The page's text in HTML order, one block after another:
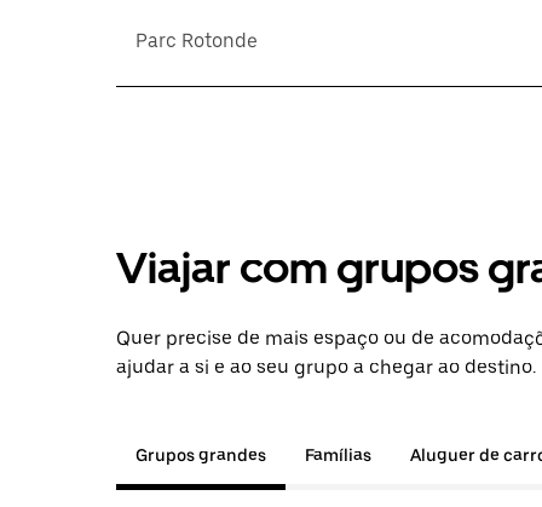
Parc Rotonde
Viajar com grupos
Quer precise de mais espaço ou de
ajudar a si e ao seu grupo a chegar ao destino.
Grupos grandes Famílias Aluguer de